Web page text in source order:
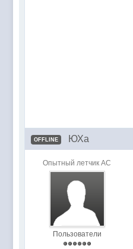
OFFLINE ЮХа
Опытный летчик АС
Пользователи